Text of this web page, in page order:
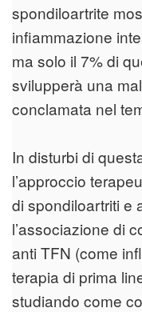
spondiloartrite
infiammazione
ma solo il 7% di
svilupperà una
conclamata nel
In disturbi di
l’approccio
di spondiloartriti e
l’associazione di
anti TFN (come
terapia di prima
studiando come